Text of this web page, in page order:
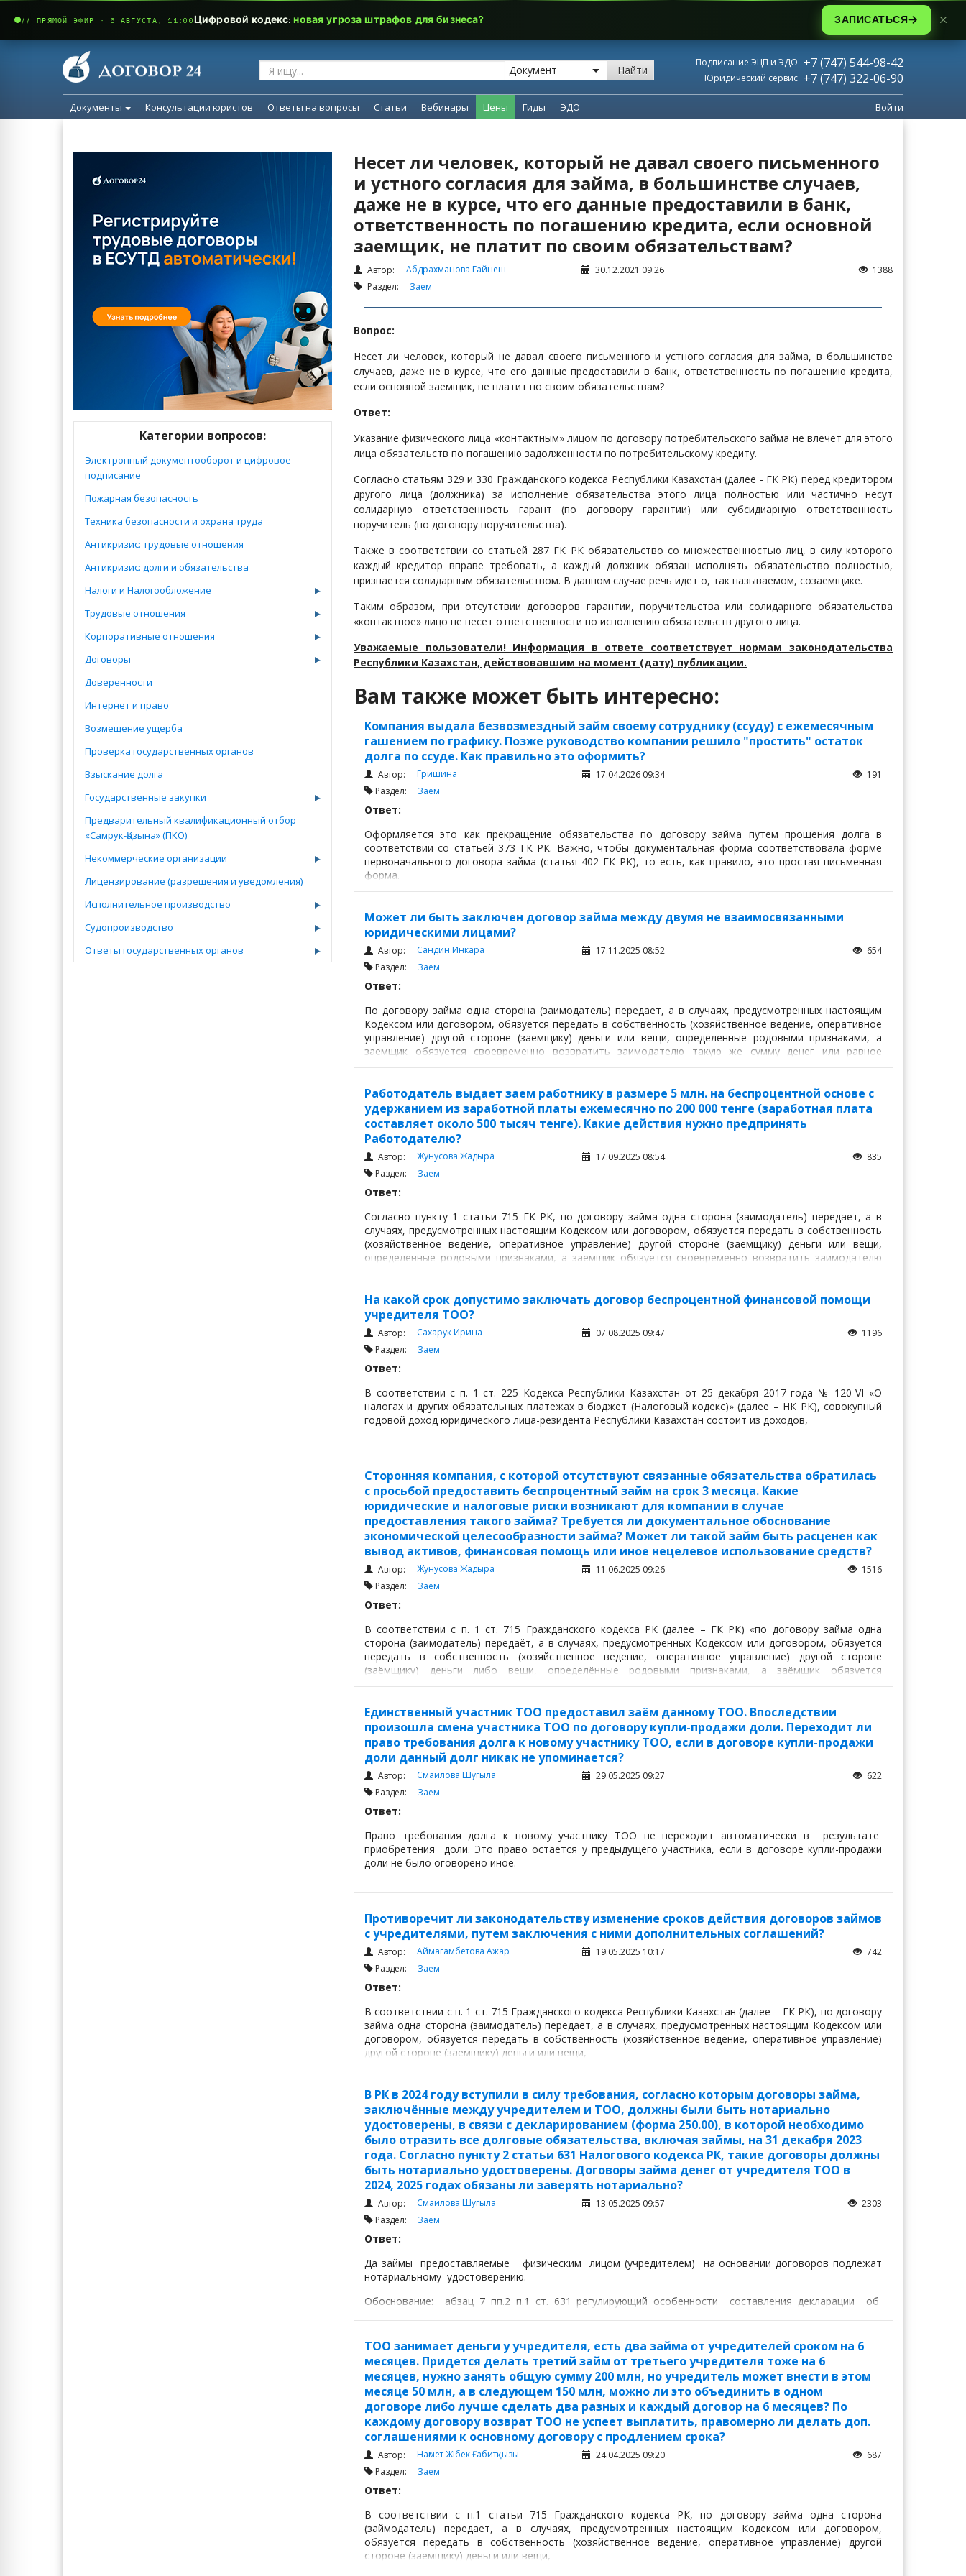
Найти
Подписание ЭЦП и ЭДО +7 (747) 544-98-42
Юридический сервис +7 (747) 322-06-90
Документы Консультации юристов Ответы на вопросы Статьи Вебинары Цены Гиды ЭДО Войти
Категории вопросов:
Электронный документооборот и цифровое
подписание
Пожарная безопасность
Техника безопасности и охрана труда
Антикризис: трудовые отношения
Антикризис: долги и обязательства
Налоги и Налогообложение
Трудовые отношения
Корпоративные отношения
Договоры
Доверенности
Интернет и право
Возмещение ущерба
Проверка государственных органов
Взыскание долга
Государственные закупки
Предварительный квалификационный отбор
«Самрук-Қазына» (ПКО)
Некоммерческие организации
Лицензирование (разрешения и уведомления)
Исполнительное производство
Судопроизводство
Ответы государственных органов
Несет ли человек, который не давал своего письменного
и устного согласия для займа, в большинстве случаев,
даже не в курсе, что его данные предоставили в банк,
ответственность по погашению кредита, если основной
заемщик, не платит по своим обязательствам?
Автор: Абдрахманова Гайнеш 30.12.2021 09:26
1388
Раздел: Заем
Вопрос:
Несет ли человек, который не давал своего письменного и устного согласия для займа, в большинстве
случаев, даже не в курсе, что его данные предоставили в банк, ответственность по погашению кредита,
если основной заемщик, не платит по своим обязательствам?
Ответ:
Указание физического лица «контактным» лицом по договору потребительского займа не влечет для этого
лица обязательств по погашению задолженности по потребительскому кредиту.
Согласно статьям 329 и 330 Гражданского кодекса Республики Казахстан (далее - ГК РК) перед кредитором
другого лица (должника) за исполнение обязательства этого лица полностью или частично несут
солидарную ответственность гарант (по договору гарантии) или субсидиарную ответственность
поручитель (по договору поручительства).
Также в соответствии со статьей 287 ГК РК обязательство со множественностью лиц, в силу которого
каждый кредитор вправе требовать, а каждый должник обязан исполнять обязательство полностью,
признается солидарным обязательством. В данном случае речь идет о, так называемом, созаемщике.
Таким образом, при отсутствии договоров гарантии, поручительства или солидарного обязательства
«контактное» лицо не несет ответственности по исполнению обязательств другого лица.
Уважаемые пользователи! Информация в ответе соответствует нормам законодательства
Республики Казахстан, действовавшим на момент (дату) публикации.
Вам также может быть интересно:
Компания выдала безвозмездный займ своему сотруднику (ссуду) с ежемесячным
гашением по графику. Позже руководство компании решило "простить" остаток
долга по ссуде. Как правильно это оформить?
Автор: Гришина 17.04.2026 09:34
191
Раздел: Заем
Ответ:
Оформляется это как прекращение обязательства по договору займа путем прощения долга в
соответствии со статьей 373 ГК РК. Важно, чтобы документальная форма соответствовала форме
первоначального договора займа (статья 402 ГК РК), то есть, как правило, это простая письменная
форма.
Может ли быть заключен договор займа между двумя не взаимосвязанными
юридическими лицами?
Автор: Сандин Инкара 17.11.2025 08:52
654
Раздел: Заем
Ответ:
По договору займа одна сторона (заимодатель) передает, а в случаях, предусмотренных настоящим
Кодексом или договором, обязуется передать в собственность (хозяйственное ведение, оперативное
управление) другой стороне (заемщику) деньги или вещи, определенные родовыми признаками, а
заемщик обязуется своевременно возвратить заимодателю такую же сумму денег или равное
количество вещей того же рода и качеств.
Работодатель выдает заем работнику в размере 5 млн. на беспроцентной основе с
удержанием из заработной платы ежемесячно по 200 000 тенге (заработная плата
составляет около 500 тысяч тенге). Какие действия нужно предпринять
Работодателю?
Автор: Жунусова Жадыра 17.09.2025 08:54
835
Раздел: Заем
Ответ:
Согласно пункту 1 статьи 715 ГК РК, по договору займа одна сторона (заимодатель) передает, а в
случаях, предусмотренных настоящим Кодексом или договором, обязуется передать в собственность
(хозяйственное ведение, оперативное управление) другой стороне (заемщику) деньги или вещи,
определенные родовыми признаками, а заемщик обязуется своевременно возвратить заимодателю
такую же сумму денег или равное количество вещей того же рода и качества.
На какой срок допустимо заключать договор беспроцентной финансовой помощи
учредителя ТОО?
Автор: Сахарук Ирина 07.08.2025 09:47
1196
Раздел: Заем
Ответ:
В соответствии с п. 1 ст. 225 Кодекса Республики Казахстан от 25 декабря 2017 года № 120-VI «О
налогах и других обязательных платежах в бюджет (Налоговый кодекс)» (далее – НК РК), совокупный
годовой доход юридического лица-резидента Республики Казахстан состоит из доходов,
Сторонняя компания, с которой отсутствуют связанные обязательства обратилась
с просьбой предоставить беспроцентный займ на срок 3 месяца. Какие
юридические и налоговые риски возникают для компании в случае
предоставления такого займа? Требуется ли документальное обоснование
экономической целесообразности займа? Может ли такой займ быть расценен как
вывод активов, финансовая помощь или иное нецелевое использование средств?
Автор: Жунусова Жадыра 11.06.2025 09:26
1516
Раздел: Заем
Ответ:
В соответствии с п. 1 ст. 715 Гражданского кодекса РК (далее – ГК РК) «по договору займа одна
сторона (заимодатель) передаёт, а в случаях, предусмотренных Кодексом или договором, обязуется
передать в собственность (хозяйственное ведение, оперативное управление) другой стороне
(заёмщику) деньги либо вещи, определённые родовыми признаками, а заёмщик обязуется
своевременно возвратить заимодателю такую же сумму денег или равное количество вещей того же
Единственный участник ТОО предоставил заём данному ТОО. Впоследствии
произошла смена участника ТОО по договору купли-продажи доли. Переходит ли
право требования долга к новому участнику ТОО, если в договоре купли-продажи
доли данный долг никак не упоминается?
Автор: Смаилова Шугыла 29.05.2025 09:27
622
Раздел: Заем
Ответ:
Право требования долга к новому участнику ТОО не переходит автоматически в результате
приобретения доли. Это право остаётся у предыдущего участника, если в договоре купли-продажи
доли не было оговорено иное.
Противоречит ли законодательству изменение сроков действия договоров займов
с учредителями, путем заключения с ними дополнительных соглашений?
Автор: Аймагамбетова Ажар 19.05.2025 10:17
742
Раздел: Заем
Ответ:
В соответствии с п. 1 ст. 715 Гражданского кодекса Республики Казахстан (далее – ГК РК), по договору
займа одна сторона (заимодатель) передает, а в случаях, предусмотренных настоящим Кодексом или
договором, обязуется передать в собственность (хозяйственное ведение, оперативное управление)
другой стороне (заемщику) деньги или вещи,
В РК в 2024 году вступили в силу требования, согласно которым договоры займа,
заключённые между учредителем и ТОО, должны были быть нотариально
удостоверены, в связи с декларированием (форма 250.00), в которой необходимо
было отразить все долговые обязательства, включая займы, на 31 декабря 2023
года. Согласно пункту 2 статьи 631 Налогового кодекса РК, такие договоры должны
быть нотариально удостоверены. Договоры займа денег от учредителя ТОО в
2024, 2025 годах обязаны ли заверять нотариально?
Автор: Смаилова Шугыла 13.05.2025 09:57
2303
Раздел: Заем
Ответ:
Да займы предоставляемые физическим лицом (учредителем) на основании договоров подлежат
нотариальному удостоверению.
Обоснование: абзац 7 пп.2 п.1 ст. 631 регулирующий особенности составления декларации об
ТОО занимает деньги у учредителя, есть два займа от учредителей сроком на 6
месяцев. Придется делать третий займ от третьего учредителя тоже на 6
месяцев, нужно занять общую сумму 200 млн, но учредитель может внести в этом
месяце 50 млн, а в следующем 150 млн, можно ли это объединить в одном
договоре либо лучше сделать два разных и каждый договор на 6 месяцев? По
каждому договору возврат ТОО не успеет выплатить, правомерно ли делать доп.
соглашениями к основному договору с продлением срока?
Автор: Нағмет Жібек Ғабитқызы 24.04.2025 09:20
687
Раздел: Заем
Ответ:
В соответствии с п.1 статьи 715 Гражданского кодекса РК, по договору займа одна сторона
(займодатель) передает, а в случаях, предусмотренных настоящим Кодексом или договором,
обязуется передать в собственность (хозяйственное ведение, оперативное управление) другой
стороне (заемщику) деньги или вещи,
// ПРЯМОЙ ЭФИР · 6 АВГУСТА, 11:00Цифровой кодекс:новая угроза штрафов для бизнеса? ЗАПИСАТЬСЯ